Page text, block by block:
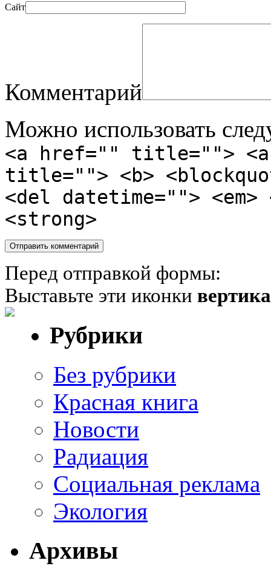
Сайт
Комментарий
Можно использовать
<a href="" title="">
title=""> <b>
<del datetime="">
<strong>
Перед отправкой формы:
Выставьте эти иконки
Рубрики
Без рубрики
Красная книга
Новости
Радиация
Социальная реклама
Экология
Архивы